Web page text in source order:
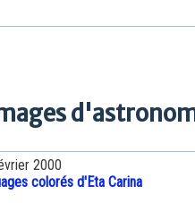
2000
colorés d'Eta Carina